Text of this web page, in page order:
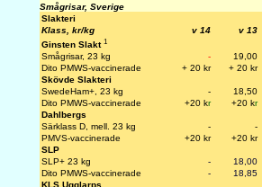
Smågrisar, Sverige
Slakteri
Klass, kr/kg
v 14
v 13
Ginsten Slakt 1
Smågrisar, 23 kg -
19,00
Dito PMWS-vaccinerade
+ 20 kr
+ 20 kr
Skövde Slakteri
SwedeHam+, 23 kg
-
18,50
Dito PMWS-vaccinerade
+20 kr +20 kr
Dahlbergs
Särklass D, mell. 23 kg
-
-
PMVS-vaccinerade
+20 kr
+20 kr
SLP
SLP+ 23 kg
-
18,00
Dito PMWS-vaccinerade
-
18,85
KLS Ugglarps